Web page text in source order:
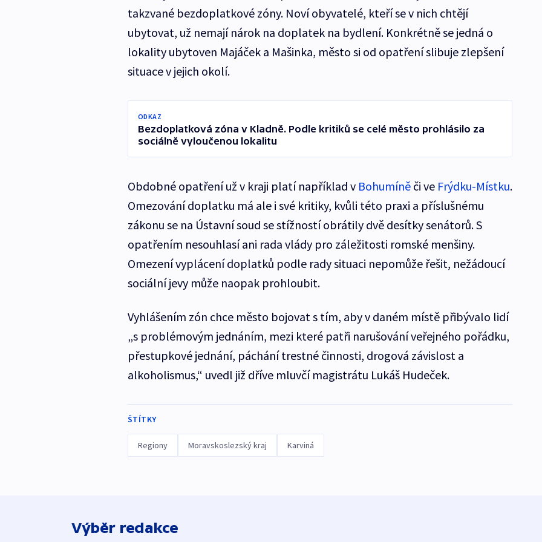
takzvané bezdoplatkové zóny. Noví obyvatelé, kteří se v nich chtějí
ubytovat, už nemají nárok na doplatek na bydlení. Konkrétně se jedná o
lokality ubytoven Majáček a Mašinka, město si od opatření slibuje zlepšení
situace v jejich okolí.
ODKAZ
Bezdoplatková zóna v Kladně. Podle kritiků se celé město prohlásilo za
sociálně vyloučenou lokalitu
Obdobné opatření už v kraji platí například v Bohumíněči ve Frýdku-Místku.
Omezování doplatku má ale i své kritiky, kvůli této praxi a příslušnému
zákonu se na Ústavní soud se stížností obrátily dvě desítky senátorů. S
opatřením nesouhlasí ani rada vlády pro záležitosti romské menšiny.
Omezení vyplácení doplatků podle rady situaci nepomůže řešit, nežádoucí
sociální jevy může naopak prohloubit.
Vyhlášením zón chce město bojovat s tím, aby v daném místě přibývalo lidí
„s problémovým jednáním, mezi které patři narušování veřejného pořádku,
přestupkové jednání, páchání trestné činnosti, drogová závislost a
alkoholismus,“ uvedl již dříve mluvčí magistrátu Lukáš Hudeček.
ŠTÍTKY
Regiony Moravskoslezský kraj Karviná
Výběr redakce